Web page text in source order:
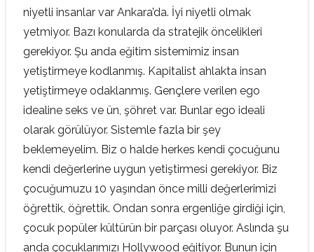
niyetli insanlar var Ankara’da. İyi niyetli olmak
yetmiyor. Bazı konularda da stratejik öncelikleri
gerekiyor. Şu anda eğitim sistemimiz insan
yetiştirmeye kodlanmış. Kapitalist ahlakta insan
yetiştirmeye odaklanmış. Gençlere verilen ego
idealine seks ve ün, şöhret var. Bunlar ego ideali
olarak görülüyor. Sistemle fazla bir şey
beklemeyelim. Biz o halde herkes kendi çocuğunu
kendi değerlerine uygun yetiştirmesi gerekiyor. Biz
çocuğumuzu 10 yaşından önce milli değerlerimizi
öğrettik, öğrettik. Ondan sonra ergenliğe girdiği için,
çocuk popüler kültürün bir parçası oluyor. Aslında şu
anda çocuklarımızı Hollywood eğitiyor. Bunun için